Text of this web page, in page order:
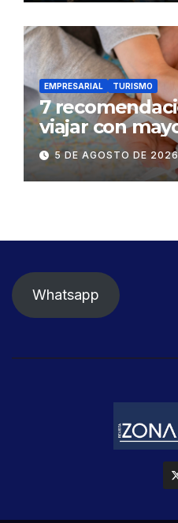
EMPRESARIAL TURISMO
7
viajar con
dentro y fuera
5 DE AGOSTO DE 2026
Whatsapp